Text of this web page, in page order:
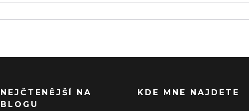
NEJČTENĚJŠÍ NA
BLOGU
KDE MNE NAJDETE